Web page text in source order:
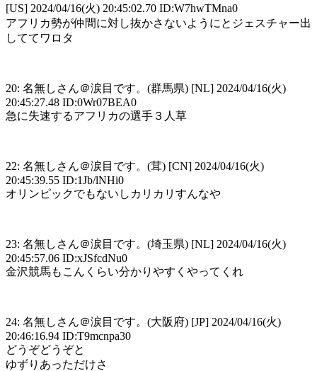
[US] 2024/04/16(火) 20:45:02.70 ID:W7hwTMna0
アフリカ勢が仲間に対し抜かさないようにとジェスチャー出
しててワロタ
20: 名無しさん＠涙目です。(群馬県) [NL] 2024/04/16(火)
20:45:27.48 ID:0Wr07BEA0
急に失速するアフリカの選手３人草
22: 名無しさん＠涙目です。(茸) [CN] 2024/04/16(火)
20:45:39.55 ID:1Jb/lNHi0
オリンピックでもないしカリカリすんなや
23: 名無しさん＠涙目です。(埼玉県) [NL] 2024/04/16(火)
20:45:57.06 ID:xJSfcdNu0
金沢競馬もこんくらい分かりやすくやってくれ
24: 名無しさん＠涙目です。(大阪府) [JP] 2024/04/16(火)
20:46:16.94 ID:T9mcnpa30
どうぞどうぞと
ゆずりあっただけさ